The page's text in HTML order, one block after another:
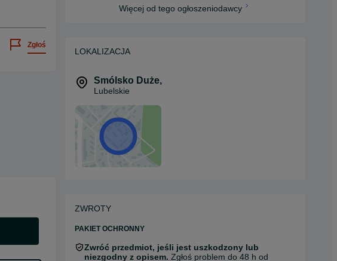
Zgłoś
Więcej od tego ogłoszeniodawcy
LOKALIZACJA
Smólsko Duże,
Lubelskie
ZWROTY
PAKIET OCHRONNY
Zwróć przedmiot, jeśli jest uszkodzony lub
niezgodny z opisem. Zgłoś problem do 48 h od